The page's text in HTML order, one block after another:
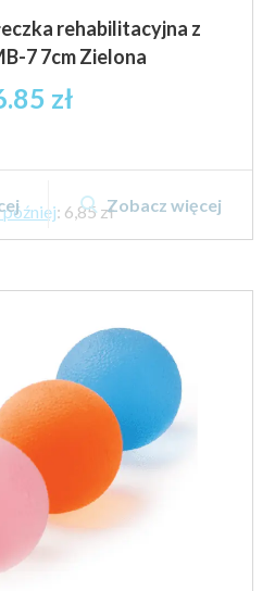
rehabilitacyjna z
7 7cm Zielona
zł
później: 6,85 złZobacz więcej